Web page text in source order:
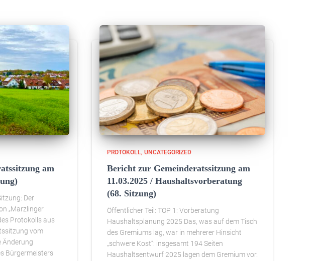
am
Der
„Marzlinger
Protokolls aus
vom
Änderung
Bürgermeisters
PROTOKOLL UNCATEGORIZED
Bericht zur Gemeinderatssitzung am
11.03.2025 / Haushaltsvorberatung
(68. Sitzung)
Öffentlicher Teil: TOP 1: Vorberatung
Haushaltsplanung 2025 Das, was auf dem Tisch
des Gremiums lag, war in mehrerer Hinsicht
„schwere Kost“: insgesamt 194 Seiten
Haushaltsentwurf 2025 lagen dem Gremium vor.